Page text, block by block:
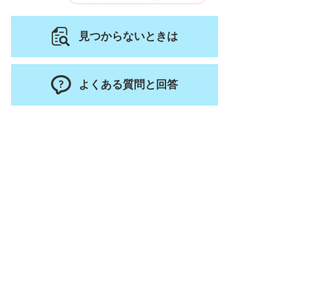
見つからないときは
よくある質問と回答